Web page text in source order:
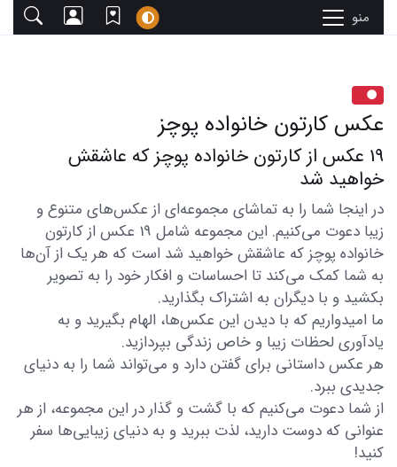
منو
عکس کارتون خانواده پوچز
19 عکس از کارتون خانواده پوچز که عاشقش
خواهید شد
در اینجا شما را به تماشای مجموعه‌ای از عکس‌های متنوع و
زیبا دعوت می‌کنیم. این مجموعه شامل 19 عکس از کارتون
خانواده پوچز که عاشقش خواهید شد است که هر یک از آن‌ها
به شما کمک می‌کند تا احساسات و افکار خود را به تصویر
بکشید و با دیگران به اشتراک بگذارید.
ما امیدواریم که با دیدن این عکس‌ها، الهام بگیرید و به
یادآوری لحظات زیبا و خاص زندگی بپردازید.
هر عکس داستانی برای گفتن دارد و می‌تواند شما را به دنیای
جدیدی ببرد.
از شما دعوت می‌کنیم که با گشت و گذار در این مجموعه، از هر
عنوانی که دوست دارید، لذت ببرید و به دنیای زیبایی‌ها سفر
کنید!